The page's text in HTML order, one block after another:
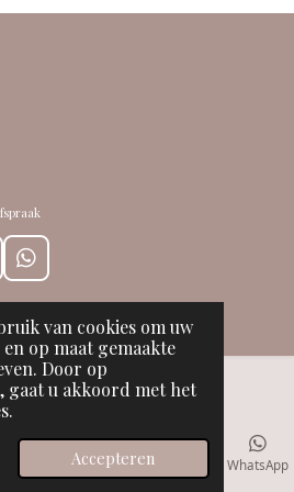
van cookies om uw
op maat gemaakte
Door op
gaat u akkoord met het
Accepteren
W
h
a
t
s
A
p
Kaart Facebook WhatsApp